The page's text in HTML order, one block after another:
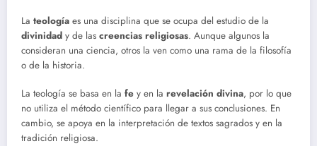
La teología es una disciplina que se ocupa del estudio de la
divinidad y de las creencias religiosas. Aunque algunos la
consideran una ciencia, otros la ven como una rama de la filosofía
o de la historia.
La teología se basa en la fe y en la revelación divina, por lo que
no utiliza el método científico para llegar a sus conclusiones. En
cambio, se apoya en la interpretación de textos sagrados y en la
tradición religiosa.